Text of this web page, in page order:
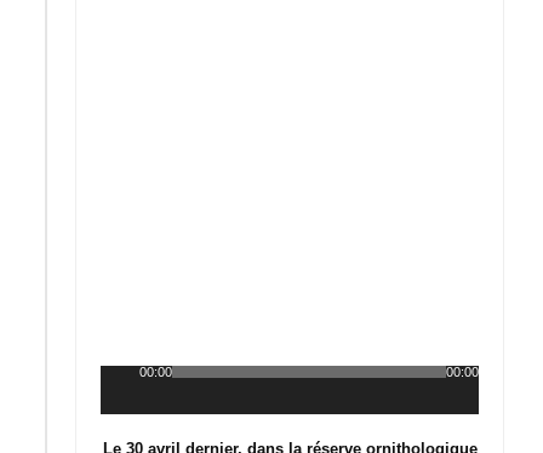
Lecteur
00:00 00:00
Le 30 avril dernier, dans la réserve ornithologique